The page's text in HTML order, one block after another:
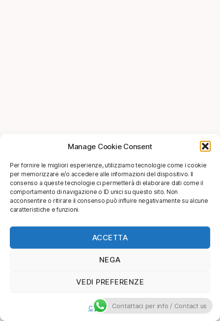
Manage Cookie Consent
Per fornire le migliori esperienze, utilizziamo tecnologie come i cookie
per memorizzare e/o accedere alle informazioni del dispositivo. Il
consenso a queste tecnologie ci permetterà di elaborare dati come il
comportamento di navigazione o ID unici su questo sito. Non
acconsentire o ritirare il consenso può influire negativamente su alcune
caratteristiche e funzioni.
ACCETTA
NEGA
VEDI PREFERENZE
Cookie PolicyContattaci per info / Contact us